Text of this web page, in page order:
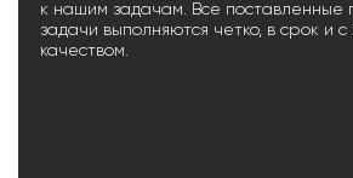
к нашим задачам. Все поставленные
задачи выполняются четко, в срок и с
качеством.